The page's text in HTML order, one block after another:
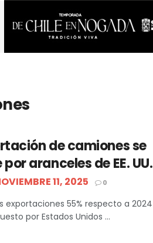
de camiones se
aranceles de EE. UU.
11, 2025 0
exportaciones 55% respecto a 2024
por Estados Unidos ...